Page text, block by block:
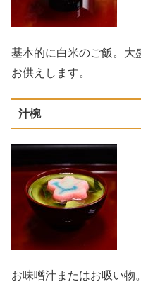
基本的に白米のご飯。大
お供えします。
汁椀
お味噌汁またはお吸い物